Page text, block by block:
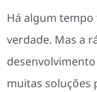
Há algum
verdade. Mas a
muitas soluções